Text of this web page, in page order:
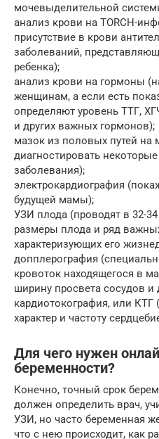
мочевыделительной
анализ крови на TORCH-
присутствие в крови
заболеваний,
ребенка);
анализ крови на гормоны
женщинам, а если есть
определяют уровень ТТГ,
и других важных гормонов);
мазок из половых путей на
диагностировать
заболевания);
электрокардиография
будущей мамы);
УЗИ плода (проводят в 32-
размеры плода и ряд
характеризующих его
допплерография
кровоток находящегося в
ширину просвета сосудов и
кардиотокография, или
характер и частоту
Для чего нужен
беременности?
Конечно, точный срок
должен определить врач,
УЗИ, но часто беременная
что с нею происходит, как